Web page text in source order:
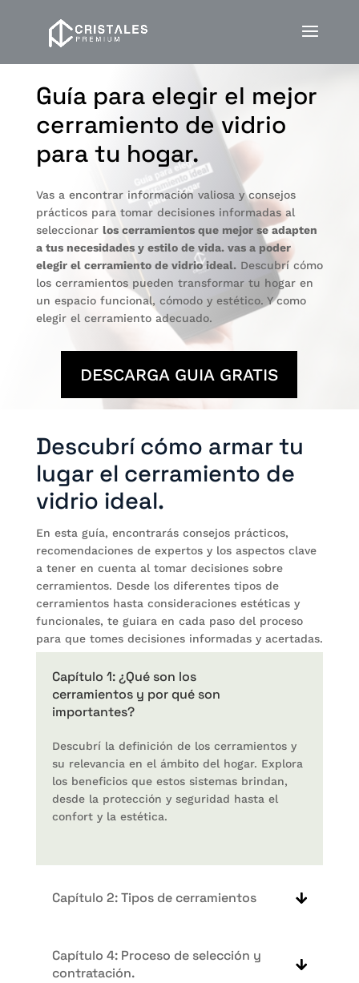
Guía para elegir el mejor
cerramiento de vidrio
para tu hogar.
Vas a encontrar información valiosa y consejos
prácticos para tomar decisiones informadas al
seleccionar los cerramientos que mejor se adapten
a tus necesidades y estilo de vida. vas a poder
elegir el cerramiento de vidrio ideal.Descubrí cómo
los cerramientos pueden transformar tu hogar en
un espacio funcional, cómodo y estético. Y como
elegir el cerramiento adecuado.
DESCARGA GUIA GRATIS
Descubrí cómo armar tu
lugar el cerramiento de
vidrio ideal.
En esta guía, encontrarás consejos prácticos,
recomendaciones de expertos y los aspectos clave
a tener en cuenta al tomar decisiones sobre
cerramientos. Desde los diferentes tipos de
cerramientos hasta consideraciones estéticas y
funcionales, te guiara en cada paso del proceso
para que tomes decisiones informadas y acertadas.
Capítulo 1: ¿Qué son los
cerramientos y por qué son
importantes?
Descubrí la definición de los cerramientos y
su relevancia en el ámbito del hogar. Explora
los beneficios que estos sistemas brindan,
desde la protección y seguridad hasta el
confort y la estética.
Capítulo 2: Tipos de cerramientos
Capítulo 4: Proceso de selección y
contratación.